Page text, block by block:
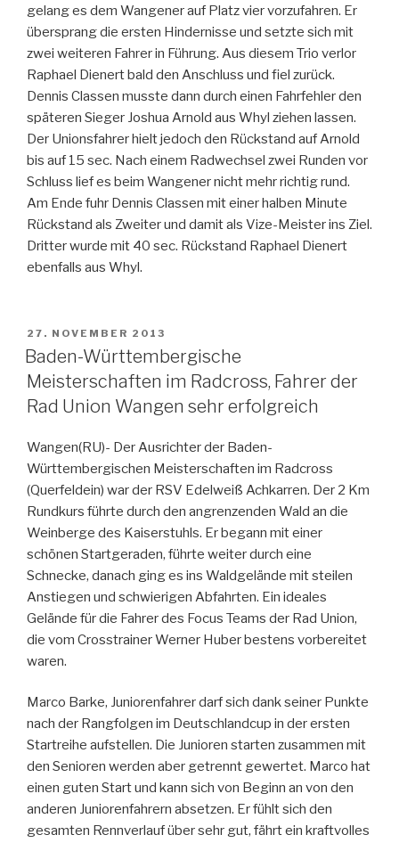
gelang es dem Wangener auf Platz vier vorzufahren. Er
übersprang die ersten Hindernisse und setzte sich mit
zwei weiteren Fahrer in Führung. Aus diesem Trio verlor
Raphael Dienert bald den Anschluss und fiel zurück.
Dennis Classen musste dann durch einen Fahrfehler den
späteren Sieger Joshua Arnold aus Whyl ziehen lassen.
Der Unionsfahrer hielt jedoch den Rückstand auf Arnold
bis auf 15 sec. Nach einem Radwechsel zwei Runden vor
Schluss lief es beim Wangener nicht mehr richtig rund.
Am Ende fuhr Dennis Classen mit einer halben Minute
Rückstand als Zweiter und damit als Vize-Meister ins Ziel.
Dritter wurde mit 40 sec. Rückstand Raphael Dienert
ebenfalls aus Whyl.
VERÖFFENTLICHT
AM
27. NOVEMBER 2013
Baden-Württembergische
Meisterschaften im Radcross, Fahrer der
Rad Union Wangen sehr erfolgreich
Wangen(RU)- Der Ausrichter der Baden-
Württembergischen Meisterschaften im Radcross
(Querfeldein) war der RSV Edelweiß Achkarren. Der 2 Km
Rundkurs führte durch den angrenzenden Wald an die
Weinberge des Kaiserstuhls. Er begann mit einer
schönen Startgeraden, führte weiter durch eine
Schnecke, danach ging es ins Waldgelände mit steilen
Anstiegen und schwierigen Abfahrten. Ein ideales
Gelände für die Fahrer des Focus Teams der Rad Union,
die vom Crosstrainer Werner Huber bestens vorbereitet
waren.
Marco Barke, Juniorenfahrer darf sich dank seiner Punkte
nach der Rangfolgen im Deutschlandcup in der ersten
Startreihe aufstellen. Die Junioren starten zusammen mit
den Senioren werden aber getrennt gewertet. Marco hat
einen guten Start und kann sich von Beginn an von den
anderen Juniorenfahrern absetzen. Er fühlt sich den
gesamten Rennverlauf über sehr gut, fährt ein kraftvolles